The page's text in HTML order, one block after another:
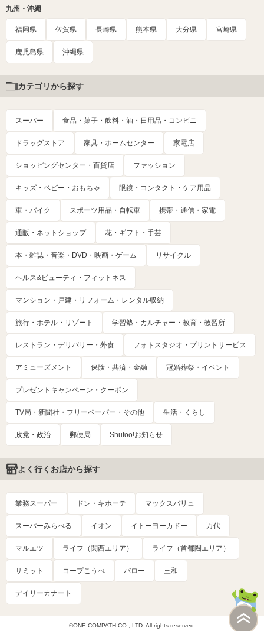
九州・沖縄
福岡県 佐賀県 長崎県 熊本県 大分県 宮崎県
鹿児島県 沖縄県
カテゴリから探す
スーパー 食品・菓子・飲料・酒・日用品・コンビニ
ドラッグストア 家具・ホームセンター 家電店
ショッピングセンター・百貨店 ファッション
キッズ・ベビー・おもちゃ 眼鏡・コンタクト・ケア用品
車・バイク スポーツ用品・自転車 携帯・通信・家電
通販・ネットショップ 花・ギフト・手芸
本・雑誌・音楽・DVD・映画・ゲーム リサイクル
ヘルス&ビューティ・フィットネス
マンション・戸建・リフォーム・レンタル収納
旅行・ホテル・リゾート 学習塾・カルチャー・教育・教習所
レストラン・デリバリー・外食 フォトスタジオ・プリントサービス
アミューズメント 保険・共済・金融 冠婚葬祭・イベント
プレゼントキャンペーン・クーポン
TV局・新聞社・フリーペーパー・その他 生活・くらし
政党・政治 郵便局 Shufoo!お知らせ
よく行くお店から探す
業務スーパー ドン・キホーテ マックスバリュ
スーパーみらべる イオン イトーヨーカドー 万代
マルエツ ライフ（関西エリア） ライフ（首都圏エリア）
サミット コープこうべ バロー 三和
デイリーカナート
©ONE COMPATH CO., LTD. All rights reserved.